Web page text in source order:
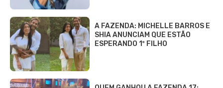
A FAZENDA: MICHELLE BARROS E
SHIA ANUNCIAM QUE ESTÃO
ESPERANDO 1º FILHO